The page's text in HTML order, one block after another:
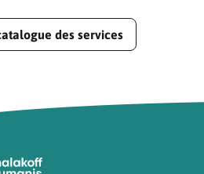
des services
Bien-Être